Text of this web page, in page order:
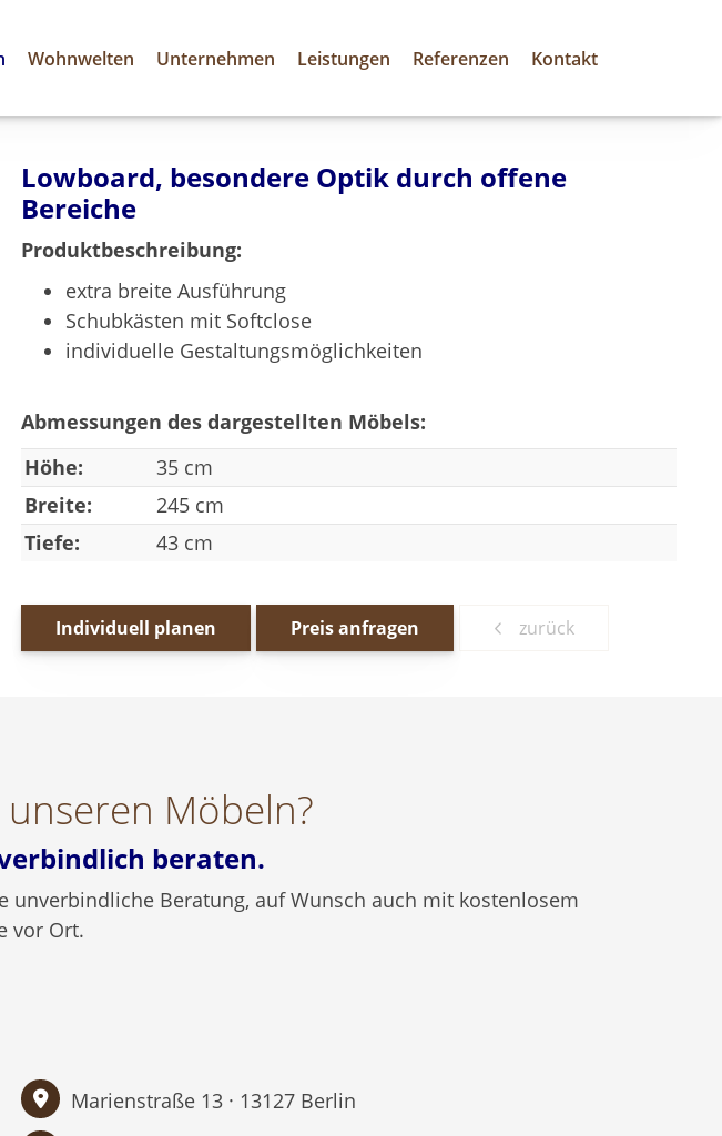
Wohnwelten Unternehmen Leistungen Referenzen Kontakt
Lowboard, besondere Optik durch offene
Bereiche
Produktbeschreibung:
extra breite Ausführung
Schubkästen mit Softclose
individuelle Gestaltungsmöglichkeiten
Abmessungen des dargestellten Möbels:
Höhe:
35 cm
Breite:
245 cm
Tiefe:
43 cm
Individuell planen Preis anfragen zurück
Möbeln?
beraten.
Beratung, auf Wunsch auch mit kostenlosem
vor Ort.
Marienstraße 13 · 13127 Berlin